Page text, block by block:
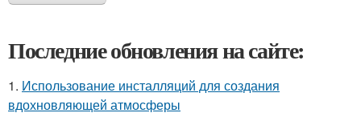
Последние обновления на сайте:
1. Использование инсталляций для создания
вдохновляющей атмосферы